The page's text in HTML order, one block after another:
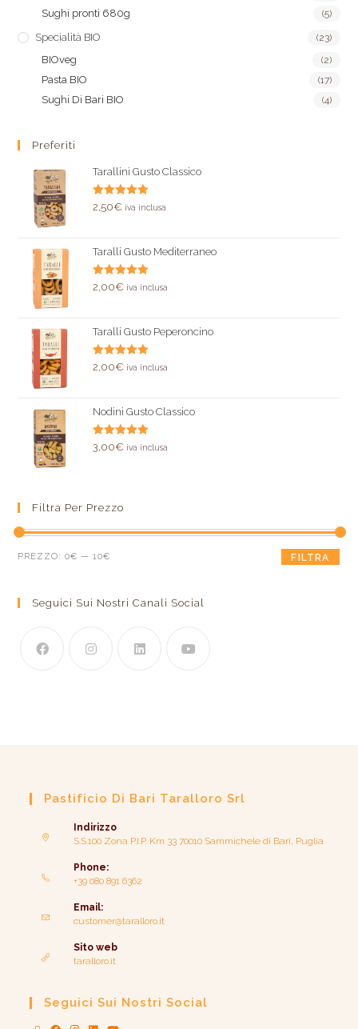
Sughi pronti 680g (5)
Specialità BIO (23)
BIOveg (2)
Pasta BIO (17)
Sughi Di Bari BIO (4)
Preferiti
Tarallini Gusto Classico
Valutato
2,50€ iva inclusa
Taralli Gusto Mediterraneo
Valutato
2,00€ iva inclusa
Taralli Gusto Peperoncino
Valutato
2,00€ iva inclusa
Nodini Gusto Classico
Valutato
3,00€ iva inclusa
Filtra Per Prezzo
FILTRA
PREZZO:0€ —10€
Seguici Sui Nostri Canali Social
Pastificio Di Bari Taralloro Srl
Indirizzo
S.S.100 Zona P.I.P. Km 33 70010 Sammichele di Bari, Puglia
Phone:
+39 080 891 6362
Email:
customer@taralloro.it
Sito web
taralloro.it
Seguici Sui Nostri Social